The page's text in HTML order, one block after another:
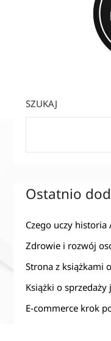
SZUKAJ
Ostatnio
Czego uczy historia
Zdrowie i rozwój
Strona z książkami
Książki o
E-commerce krok